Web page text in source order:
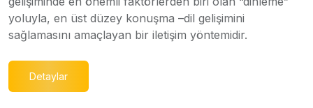
yoluyla, en üst düzey konuşma –dil gelişimini
sağlamasını amaçlayan bir iletişim yöntemidir.
Detaylar